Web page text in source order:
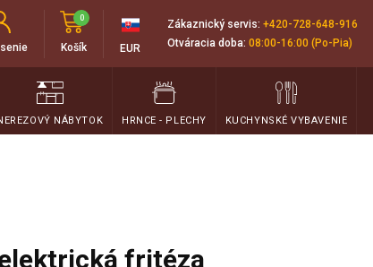
Košík
0
EUR
Zákaznický servis: +420-728-648-916
Otváracia doba: 08:00-16:00 (Po-Pia)
NÁBYTOK HRNCE - PLECHY KUCHYNSKÉ VYBAVENIE
fritéza